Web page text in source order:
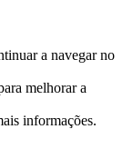
a navegar no
melhorar a
informações.